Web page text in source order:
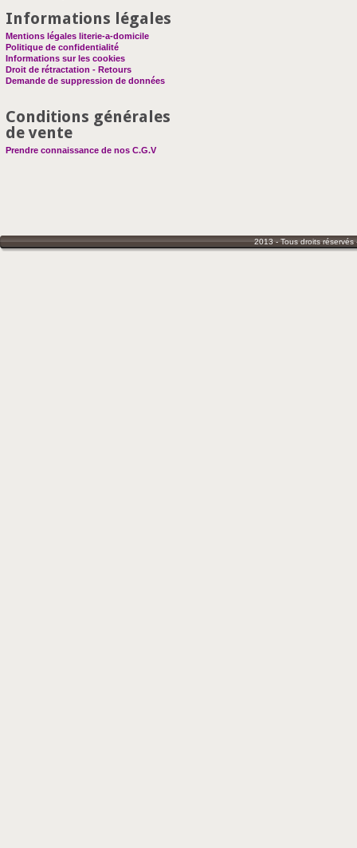
Informations légales
Mentions légales literie-a-domicile
Politique de confidentialité
Informations sur les cookies
Droit de rétractation - Retours
Demande de suppression de données
Conditions générales
de vente
Prendre connaissance de nos C.G.V
2013 - Tous droits